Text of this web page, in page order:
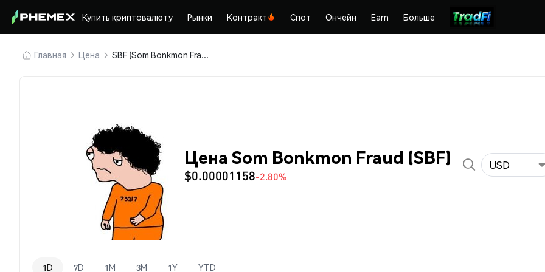
Купить криптовалюту Рынки Контракт Спот Ончейн Earn Больше
Главная Цена SBF (Som Bonkmon Fraud)
Цена Som Bonkmon Fraud (SBF)
$0.00001158-2.80%
USD
1D 7D 1M 3M 1Y YTD